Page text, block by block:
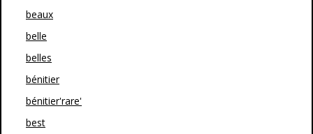
beaux
belle
belles
bénitier
bénitier'rare'
best